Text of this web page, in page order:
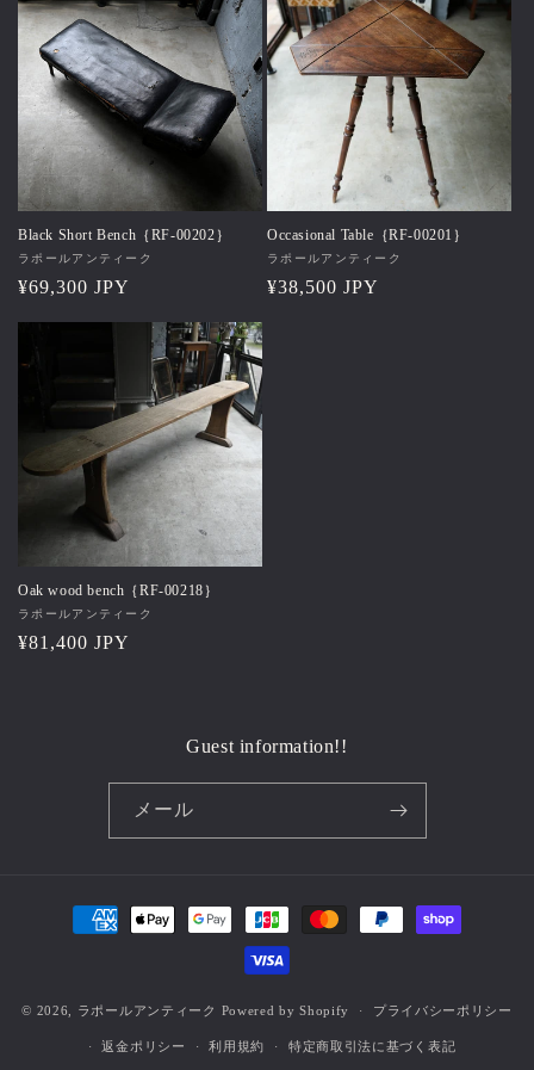
格
格
Black Short Bench｛RF-00202｝
販
売
ラポールアンティーク
通
価
格
¥69,300 JPY
Occasional Table｛RF-00201｝
販
売
ラポールアンティーク
通
¥38,500 JPY
Oak wood bench｛RF-00218｝
販
売
ラポールアンティーク
通
¥81,400 JPY
Guest information!!
メール
法
© 2026, ラポールアンティーク Powered by Shopify プライバシーポリシー
返金ポリシー 利用規約 特定商取引法に基づく表記